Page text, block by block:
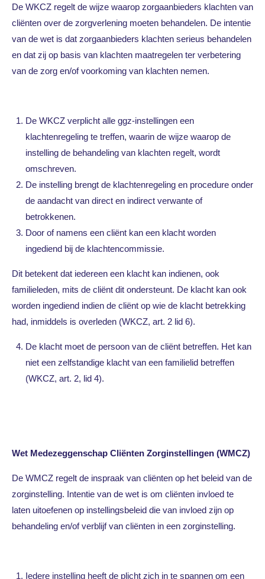
De WKCZ regelt de wijze waarop zorgaanbieders klachten van
cliënten over de zorgverlening moeten behandelen. De intentie
van de wet is dat zorgaanbieders klachten serieus behandelen
en dat zij op basis van klachten maatregelen ter verbetering
van de zorg en/of voorkoming van klachten nemen.
De WKCZ verplicht alle ggz-instellingen een
klachtenregeling te treffen, waarin de wijze waarop de
instelling de behandeling van klachten regelt, wordt
omschreven.
De instelling brengt de klachtenregeling en procedure onder
de aandacht van direct en indirect verwante of
betrokkenen.
Door of namens een cliënt kan een klacht worden
ingediend bij de klachtencommissie.
Dit betekent dat iedereen een klacht kan indienen, ook
familieleden, mits de cliënt dit ondersteunt. De klacht kan ook
worden ingediend indien de cliënt op wie de klacht betrekking
had, inmiddels is overleden (WKCZ, art. 2 lid 6).
De klacht moet de persoon van de cliënt betreffen. Het kan
niet een zelfstandige klacht van een familielid betreffen
(WKCZ, art. 2, lid 4).
Wet Medezeggenschap Cliënten Zorginstellingen (WMCZ)
De WMCZ regelt de inspraak van cliënten op het beleid van de
zorginstelling. Intentie van de wet is om cliënten invloed te
laten uitoefenen op instellingsbeleid die van invloed zijn op
behandeling en/of verblijf van cliënten in een zorginstelling.
Iedere instelling heeft de plicht zich in te spannen om een